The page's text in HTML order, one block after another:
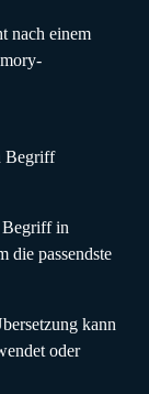
nach einem
Begriff
Begriff in
die passendste
kann
oder